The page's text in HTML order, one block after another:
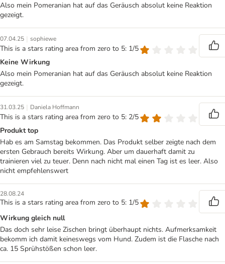
Also mein Pomeranian hat auf das Geräusch absolut keine Reaktion
gezeigt.
07.04.25 | sophiewe
This is a stars rating area from zero to 5: 1/5
Keine Wirkung
Also mein Pomeranian hat auf das Geräusch absolut keine Reaktion
gezeigt.
31.03.25 | Daniela Hoffmann
This is a stars rating area from zero to 5: 2/5
Produkt top
Hab es am Samstag bekommen. Das Produkt selber zeigte nach dem
ersten Gebrauch bereits Wirkung. Aber um dauerhaft damit zu
trainieren viel zu teuer. Denn nach nicht mal einen Tag ist es leer. Also
nicht empfehlenswert
28.08.24
This is a stars rating area from zero to 5: 1/5
Wirkung gleich null
Das doch sehr leise Zischen bringt überhaupt nichts. Aufmerksamkeit
bekomm ich damit keineswegs vom Hund. Zudem ist die Flasche nach
ca. 15 Sprühstößen schon leer.